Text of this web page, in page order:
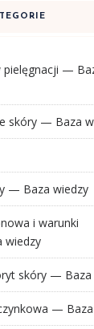
pielęgnacji —
skóry — Baza
— Baza wiedzy
i warunki
wiedzy
skóry — Baza
—